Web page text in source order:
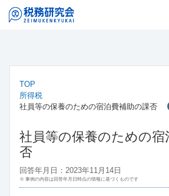
TOP
所得税
社員等の保養のための宿泊費補助の課否
社員等の保養のための宿
否
回答年月日：2023年11月14日
※ 事例の内容は回答年月日時点の情報に基づくものです